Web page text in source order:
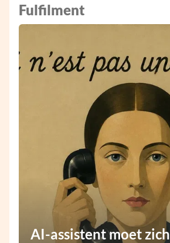
Fulfilment
AI-assistent moet zich